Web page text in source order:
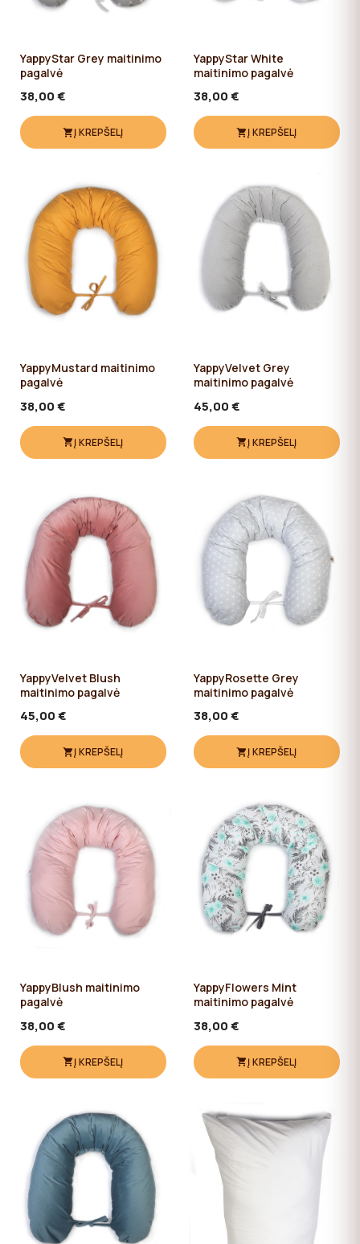
YappyStar Grey maitinimo
pagalvė
38,00 €
Į KREPŠELĮ
YappyStar White
maitinimo pagalvė
38,00 €
Į KREPŠELĮ
YappyMustard maitinimo
pagalvė
38,00 €
Į KREPŠELĮ
YappyVelvet Grey
maitinimo pagalvė
45,00 €
Į KREPŠELĮ
YappyVelvet Blush
maitinimo pagalvė
45,00 €
Į KREPŠELĮ
YappyRosette Grey
maitinimo pagalvė
38,00 €
Į KREPŠELĮ
YappyBlush maitinimo
pagalvė
38,00 €
Į KREPŠELĮ
YappyFlowers Mint
maitinimo pagalvė
38,00 €
Į KREPŠELĮ